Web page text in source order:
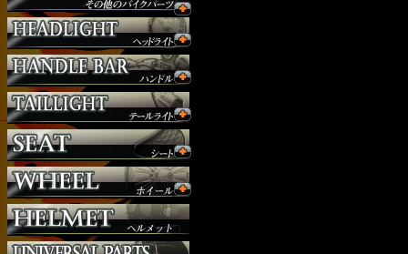
サイドナンバー
サスペンション
シート
ジョッキーシフト
ハンドルバー
ハンドル周り
ヘッドライト
マフラー
外装パーツ